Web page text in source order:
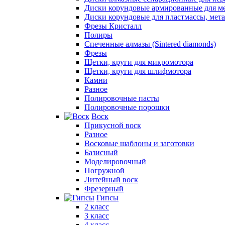
Диски корундовые армированные для
Диски корундовые для пластмассы,
Фрезы Кристалл
Полиры
Спеченные алмазы (Sintered diamonds)
Фрезы
Щетки, круги для микромотора
Щетки, круги для шлифмотора
Камни
Разное
Полировочные пасты
Полировочные порошки
Воск
Прикусной воск
Разное
Восковые шаблоны и заготовки
Базисный
Моделировочный
Погружной
Литейный воск
Фрезерный
Гипсы
2 класс
3 класс